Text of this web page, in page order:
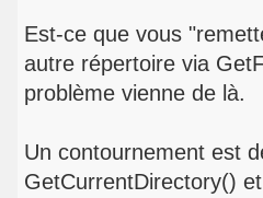
Est-ce que vous
autre répertoire via
problème vienne de là.
Un contournement est
GetCurrentDirectory()